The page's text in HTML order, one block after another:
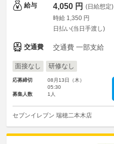
給与 4,050 円 (日給想定)
時給 1,350 円
日払い(当日手渡し)
交通費 交通費 一部支給
面接なし 研修なし
応募締切
08月13日（木）
05:30
募集人数
1人
セブンイレブン 瑞穂二本木店